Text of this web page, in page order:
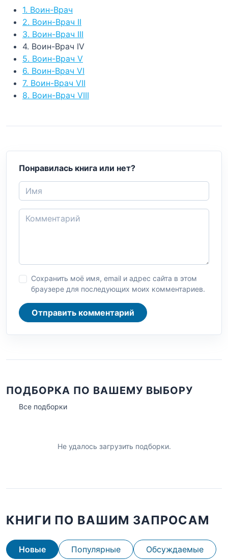
1. Воин-Врач
2. Воин-Врач II
3. Воин-Врач III
4. Воин-Врач IV
5. Воин-Врач V
6. Воин-Врач VI
7. Воин-Врач VII
8. Воин-Врач VIII
Понравилась книга или нет?
Сохранить моё имя, email и адрес сайта в этом
браузере для последующих моих комментариев.
Отправить комментарий
ПОДБОРКА ПО ВАШЕМУ ВЫБОРУ
Все подборки
Не удалось загрузить подборки.
КНИГИ ПО ВАШИМ ЗАПРОСАМ
Новые Популярные Обсуждаемые